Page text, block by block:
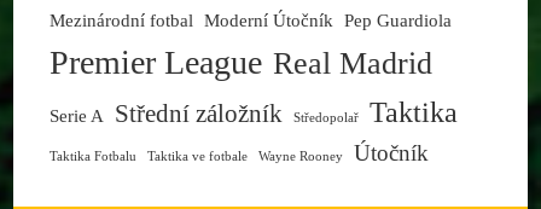
Mezinárodní fotbal Moderní Útočník Pep Guardiola
Premier League Real Madrid
Serie A Střední záložník Středopolař Taktika
Taktika Fotbalu Taktika ve fotbale Wayne Rooney Útočník